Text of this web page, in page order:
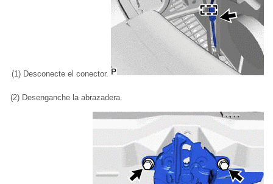
(1) Desconecte el conector.
(2) Desenganche la abrazadera.